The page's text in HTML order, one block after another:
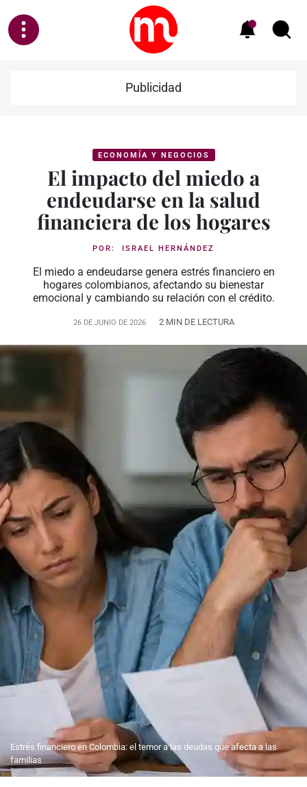
Publicidad
ECONOMÍA Y NEGOCIOS
El impacto del miedo a
endeudarse en la salud
financiera de los hogares
POR: ISRAEL HERNÁNDEZ
El miedo a endeudarse genera estrés financiero en
hogares colombianos, afectando su bienestar
emocional y cambiando su relación con el crédito.
26 DE JUNIO DE 2026 2 MIN DE LECTURA
Estrés financiero en Colombia: el temor a las deudas que afecta a las
familias